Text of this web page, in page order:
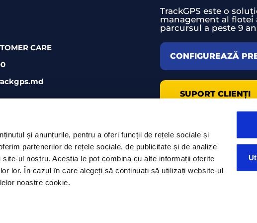
și anunțurile, pentru a oferi funcții de rețele sociale și
partenerilor de rețele sociale, de publicitate și de analize
ul nostru. Aceștia le pot combina cu alte informații oferite
lor. În cazul în care alegeți să continuați să utilizați website-ul
noastre cookie.
CARE
TrackGPS este o
management al
parcursul a peste 9
CONFIGUREAZĂ
SUPORT CLIENȚI